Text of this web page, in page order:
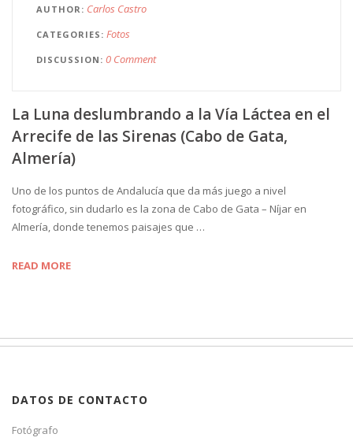
AUTHOR Carlos Castro
CATEGORIES Fotos
DISCUSSION 0 Comment
La Luna deslumbrando a la Vía Láctea en el
Arrecife de las Sirenas (Cabo de Gata,
Almería)
Uno de los puntos de Andalucía que da más juego a nivel
fotográfico, sin dudarlo es la zona de Cabo de Gata – Níjar en
Almería, donde tenemos paisajes que …
READ MORE
DATOS DE CONTACTO
Fotógrafo